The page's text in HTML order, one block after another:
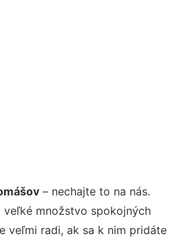
– nechajte to na nás.
veľké množstvo spokojných
veľmi radi, ak sa k nim pridáte